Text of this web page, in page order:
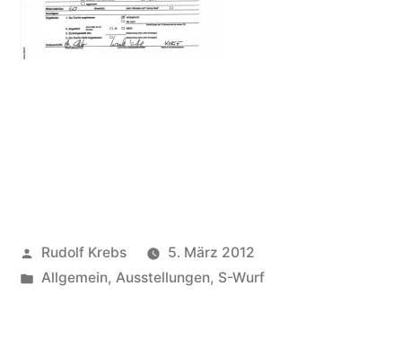
Veröffentlicht
von
Rudolf Krebs
5. März 2012
Veröffentlicht
Allgemein, Ausstellungen, S-Wurf